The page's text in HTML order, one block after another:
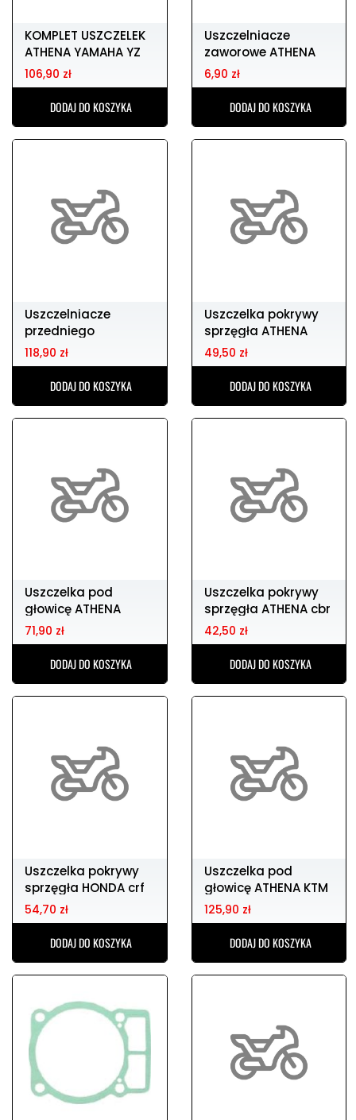
KOMPLET USZCZELEK
ATHENA YAMAHA YZ
250 '97-'98
106,90 zł
DODAJ DO KOSZYKA
Uszczelniacze
zaworowe ATHENA
09289-070
6,90 zł
DODAJ DO KOSZYKA
Uszczelniacze
przedniego
zawieszenia
ATHENA/nok 48
118,90 zł
DODAJ DO KOSZYKA
Uszczelka pokrywy
sprzęgła ATHENA
BETA rr 250/300
49,50 zł
DODAJ DO KOSZYKA
Uszczelka pod
głowicę ATHENA
HONDA cr 125 05-07
71,90 zł
DODAJ DO KOSZYKA
Uszczelka pokrywy
sprzęgła ATHENA cbr
600f3
42,50 zł
DODAJ DO KOSZYKA
Uszczelka pokrywy
sprzęgła HONDA crf
250
54,70 zł
DODAJ DO KOSZYKA
Uszczelka pod
głowicę ATHENA KTM
sx-f 250 (06-12)
125,90 zł
DODAJ DO KOSZYKA